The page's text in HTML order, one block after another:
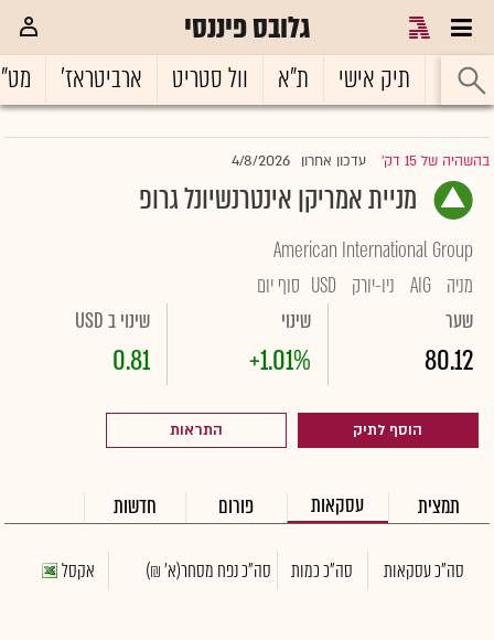
גלובס פיננסי
ראשי תיק אישי ת"א וול סטריט ארביטראז'
בהשהיה של 15 דק' |עדכון אחרון 4/8/2026
מניית אמריקן אינטרנשיונל גרופ
American International Group
מניה AIG ניו-יורק USD סוף יום
שער
80.12
שינוי
+1.01%
שינוי ב USD
0.81
הוסף לתיק התראות
תמצית עסקאות פורום חדשות
סה"כ עסקאות סה"כ כמות סה"כ נפח מסחר(א' ₪) אקסל